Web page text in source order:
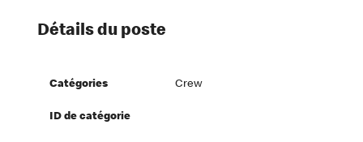
Détails du poste
Catégories Crew
ID de catégorie